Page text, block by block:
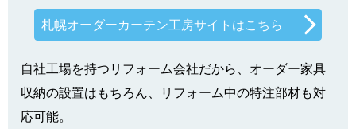
札幌オーダーカーテン工房サイトはこちら
自社工場を持つリフォーム会社だから、オーダー家具
収納の設置はもちろん、リフォーム中の特注部材も対
応可能。